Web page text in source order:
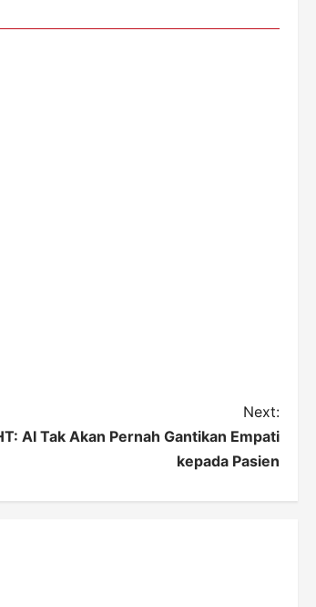
Next:
AI Tak Akan Pernah Gantikan Empati
kepada Pasien